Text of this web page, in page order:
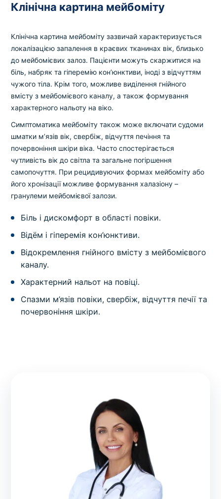
Клінічна картина мейбоміту
Клінічна картина мейбоміту зазвичай характеризується
локалізацією запалення в краєвих тканинах вік, близько
до мейбомієвих залоз. Пацієнти можуть скаржитися на
біль, набряк та гіперемію кон’юнктиви, іноді з відчуттям
чужого тіла. Крім того, можливе виділення гнійного
вмісту з мейбомієвого каналу, а також формування
характерного нальоту на віко.
Симптоматика мейбоміту також може включати судоми
шматки м’язів вік, свербіж, відчуття печіння та
почервоніння шкіри віка. Часто спостерігається
чутливість вік до світла та загальне погіршення
самопочуття. При рецидивуючих формах мейбоміту або
його хронізації можливе формування халазіону –
гранулеми мейбомієвої залози.
Біль і дискомфорт в області повіки.
Відём і гіперемія кон’юнктиви.
Відокремлення гнійного вмісту з мейбомієвого
каналу.
Характерний нальот на повіці.
Спазми м’язів повіки, свербіж, відчуття печії та
почервоніння шкіри.